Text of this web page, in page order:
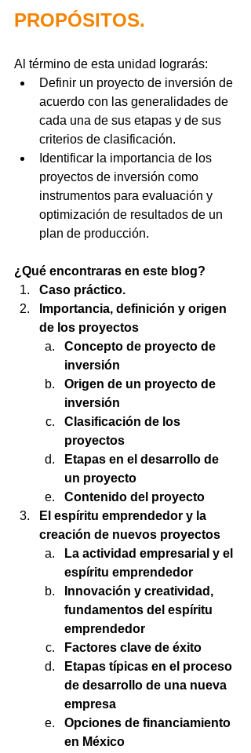
PROPÓSITOS.
Al término de esta unidad lograrás:
Definir un proyecto de inversión de
acuerdo con las generalidades de
cada una de sus etapas y de sus
criterios de clasificación.
Identificar la importancia de los
proyectos de inversión como
instrumentos para evaluación y
optimización de resultados de un
plan de producción.
¿Qué encontraras en este blog?
Caso práctico.
Importancia, definición y origen
de los proyectos
Concepto de proyecto de
inversión
Origen de un proyecto de
inversión
Clasificación de los
proyectos
Etapas en el desarrollo de
un proyecto
Contenido del proyecto
El espíritu emprendedor y la
creación de nuevos proyectos
La actividad empresarial y el
espíritu emprendedor
Innovación y creatividad,
fundamentos del espíritu
emprendedor
Factores clave de éxito
Etapas típicas en el proceso
de desarrollo de una nueva
empresa
Opciones de financiamiento
en México